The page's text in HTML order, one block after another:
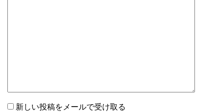
新しい投稿をメールで受け取る